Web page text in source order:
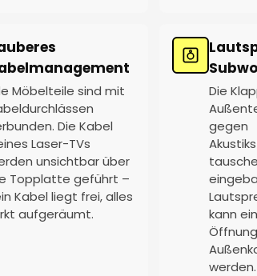
Möbelteile sind mit
Die Kabel
Laser-TVs
unsichtbar über
Topplatte geführt –
Kabel liegt frei, alles
aufgeräumt.
Die
gegen
kann
werden.